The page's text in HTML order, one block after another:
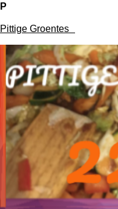
P
Pittige Groentes